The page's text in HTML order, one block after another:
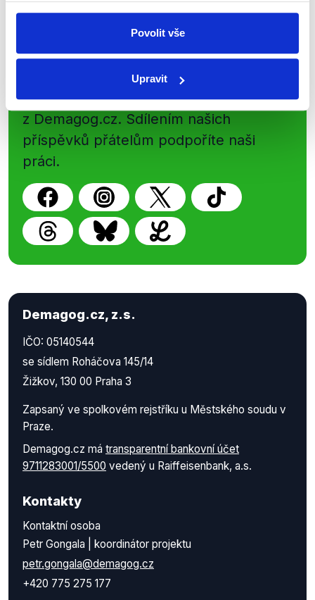
Povolit vše
Upravit
Sociální sítě
Nenechte si ujít nejnovější události
z Demagog.cz. Sdílením našich
příspěvků přátelům podpoříte naši
práci.
Demagog.cz, z.s.
IČO: 05140544
se sídlem Roháčova 145/14
Žižkov, 130 00 Praha 3
Zapsaný ve spolkovém rejstříku u Městského soudu v
Praze.
Demagog.cz má transparentní bankovní účet
9711283001/5500 vedený u Raiffeisenbank, a.s.
Kontakty
Kontaktní osoba
Petr Gongala | koordinátor projektu
petr.gongala@demagog.cz
+420 775 275 177